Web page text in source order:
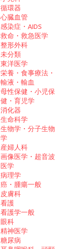
循環器
心臓血管
感染症・AIDS
救命・救急医学
整形外科
未分類
東洋医学
栄養・食事療法・
輸液・輸血
母性保健・小児保
健・育児学
消化器
生命科学
生物学・分子生物
学
産婦人科
画像医学・超音波
医学
病理学
癌・腫瘍一般
皮膚科
看護
看護学一般
眼科
精神医学
糖尿病